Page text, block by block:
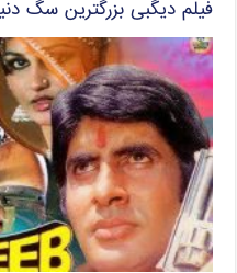
فیلم دیگبی بزرگترین سگ